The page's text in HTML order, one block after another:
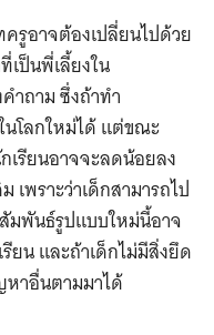
รูอาจต้องเปลี่ยนไปด้วย
ป็นพี่เลี้ยงใน
าถาม ซึ่งถ้าทำ
นโลกใหม่ได้ แต่ขณะ
เรียนอาจจะลดน้อยลง
เพราะว่าเด็กสามารถไป
มพันธ์รูปแบบใหม่นี้อาจ
ยน และถ้าเด็กไม่มีสิ่งยึด
หาอื่นตามมาได้